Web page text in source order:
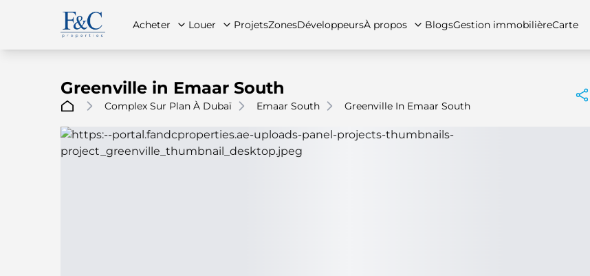
Acheter
Toutes les propriétés Appartements Villas
Louer
Toutes les propriétés Appartements
ProjetsZonesDéveloppeursÀ propos
À propos de nous Contactez-nous Carrières
BlogsGestion immobilièreCarte
Greenville in Emaar South
Complex Sur Plan À Dubaï Emaar South Greenville In Emaar South